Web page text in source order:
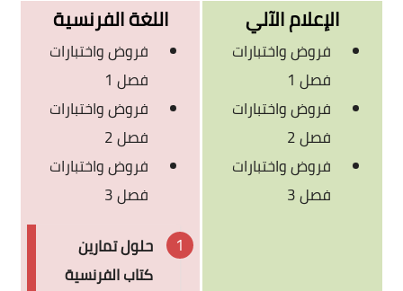
الإعلام الآلي
فروض واختبارات
فصل 1
فروض واختبارات
فصل 2
فروض واختبارات
فصل 3
اللغة الفرنسية
فروض واختبارات
فصل 1
فروض واختبارات
فصل 2
فروض واختبارات
فصل 3
حلول تمارين
كتاب الفرنسية